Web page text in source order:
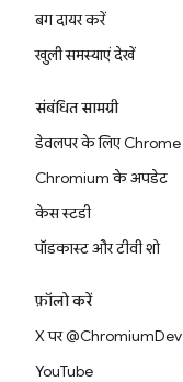
बग दायर करें
खुली समस्याएं देखें
संबंधित सामग्री
डेवलपर के लिए Chrome
Chromium के अपडेट
केस स्टडी
पॉडकास्ट और टीवी शो
फ़ॉलो करें
X पर @ChromiumDev
YouTube